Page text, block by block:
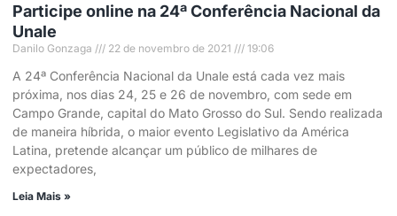
Participe online na 24ª Conferência Nacional da
Unale
Danilo Gonzaga 22 de novembro de 2021 19:06
A 24ª Conferência Nacional da Unale está cada vez mais
próxima, nos dias 24, 25 e 26 de novembro, com sede em
Campo Grande, capital do Mato Grosso do Sul. Sendo realizada
de maneira híbrida, o maior evento Legislativo da América
Latina, pretende alcançar um público de milhares de
expectadores,
Leia Mais »